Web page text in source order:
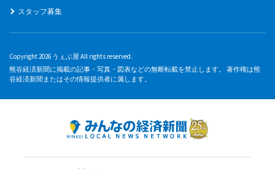
スタッフ募集
Copyright 2026 うぇぶ屋 All rights reserved.
熊谷経済新聞に掲載の記事・写真・図表などの無断転載を禁止します。 著作権は熊
谷経済新聞またはその情報提供者に属します。